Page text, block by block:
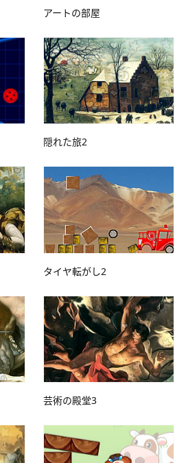
アートの部屋
隠れた旅2
タイヤ転がし2
芸術の殿堂3